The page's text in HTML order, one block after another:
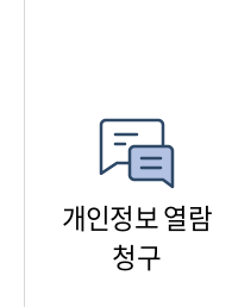
개인정보 열람
청구